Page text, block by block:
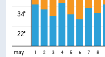
34°
22°
may. 1 2 3 4 5 6 7 8